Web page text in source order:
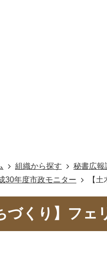
組織から探す 秘書広報
30年度市政モニター
【
づくり】フェ